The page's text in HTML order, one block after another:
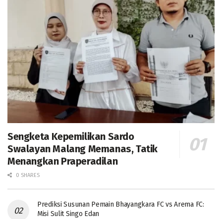
Sengketa Kepemilikan Sardo
Swalayan Malang Memanas, Tatik
Menangkan Praperadilan
0 SHARES
Prediksi Susunan Pemain Bhayangkara FC vs Arema FC:
Misi Sulit Singo Edan